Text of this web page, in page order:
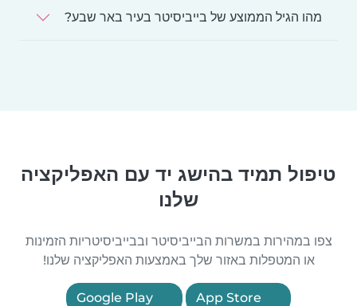
מהו הגיל הממוצע של בייביסיטר בעיר באר שבע?
טיפול תמיד בהישג יד עם האפליקציה
שלנו
צפו במהירות במשרות הבייביסיטר ובבייביסיטריות הזמינות
או המטפלות באזור שלך באמצעות האפליקציה שלנו!